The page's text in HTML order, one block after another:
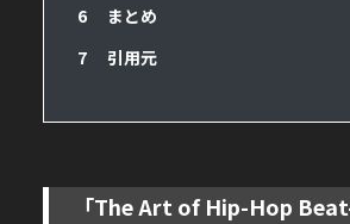
6
まとめ
7
引用元
「The Art of Hip-Hop